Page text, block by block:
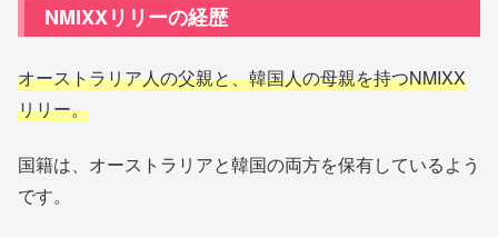
NMIXXリリーの経歴
オーストラリア人の父親と、韓国人の母親を持つNMIXX
リリー。
国籍は、オーストラリアと韓国の両方を保有しているよう
です。